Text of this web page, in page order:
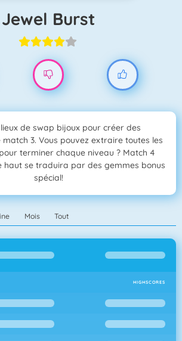
Jewel Burst
de swap bijoux pour créer des
3. Vous pouvez extraire toutes les
terminer chaque niveau ? Match 4
haut se traduira par des gemmes bonus
spécial!
Mois Tout
HIGHSCORES